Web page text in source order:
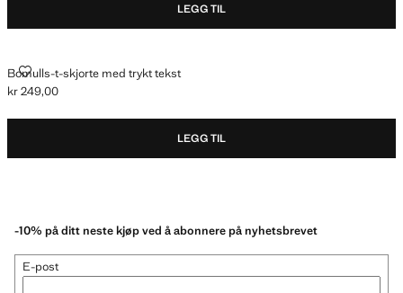
LEGG TIL
Bomulls-t-skjorte med trykt tekst
BOMULLS-T-SKJORTE MED TRYKT TEKST
Gjeldende pris [kr 249,00 ]
kr 249,00
LEGG TIL
-10% på ditt neste kjøp ved å abonnere på nyhetsbrevet
E-post